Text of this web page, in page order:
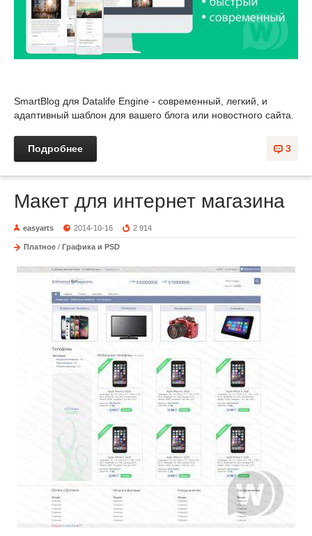
SmartBlog для Datalife Engine - современный, легкий, и
адаптивный шаблон для вашего блога или новостного сайта.
3
Подробнее
Макет для интернет магазина
easyarts 2014-10-16 2 914
Платное / Графика и PSD